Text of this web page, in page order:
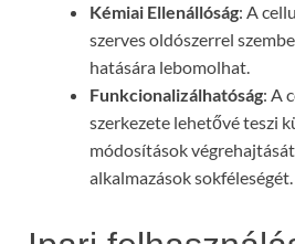
Kémiai Ellenállóság: A
szerves oldószerrel
hatására lebomolhat.
Funkcionalizálhatóság: A
szerkezete lehetővé teszi
módosítások
alkalmazások sokféleségét.